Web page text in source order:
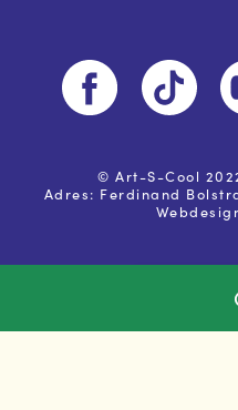
Powered by
© Art-S-Cool
Adres: Ferdinand